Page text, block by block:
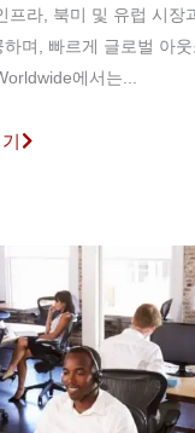
프라, 북미 및 유럽 시장
며, 빠르게 글로벌 아
에서는...